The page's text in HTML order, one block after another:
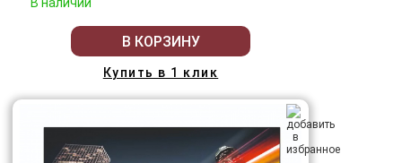
В КОРЗИНУ
Купить в 1 клик